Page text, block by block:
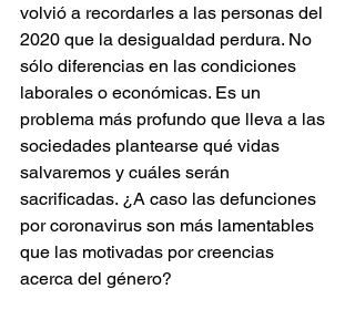
volvió a recordarles a las personas del
2020 que la desigualdad perdura. No
sólo diferencias en las condiciones
laborales o económicas. Es un
problema más profundo que lleva a las
sociedades plantearse qué vidas
salvaremos y cuáles serán
sacrificadas. ¿A caso las defunciones
por coronavirus son más lamentables
que las motivadas por creencias
acerca del género?